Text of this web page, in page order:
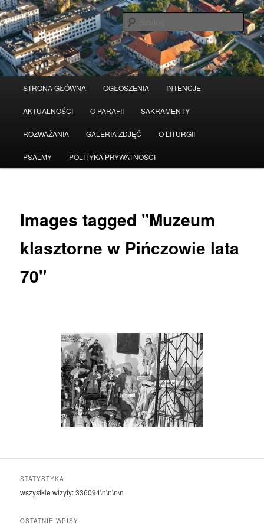
Przeskocz
do
tekstu
STRONA GŁÓWNA OGŁOSZENIA INTENCJE
AKTUALNOŚCI O PARAFII SAKRAMENTY
ROZWAŻANIA GALERIA ZDJĘĆ O LITURGII
PSALMY POLITYKA PRYWATNOŚCI
Images tagged "Muzeum
klasztorne w Pińczowie lata
70"
STATYSTYKA
wszystkie wizyty:336094\n\n\n\n
OSTATNIE WPISY
Serwis wykorzystuje pliki Cookies Czytaj więcej odrzuć